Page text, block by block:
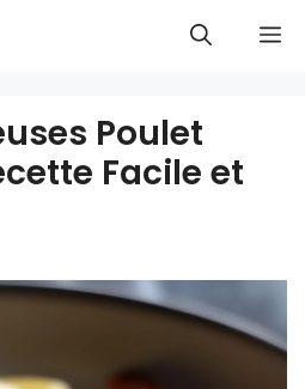
Poulet
Facile et